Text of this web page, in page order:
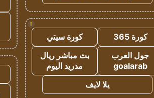
!
كورة 365
كورة سيتي
جول العرب
goalarab
بث مباشر ريال
مدريد اليوم
يلا لايف